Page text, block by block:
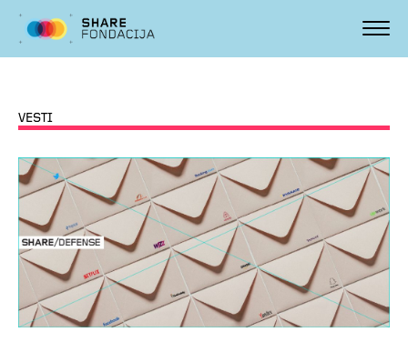
VESTI